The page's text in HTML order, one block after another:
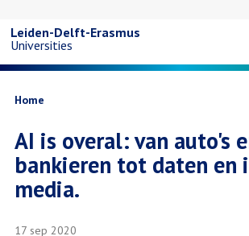
naar
inhoud
Leiden-Delft-Erasmus
Universities
Kruimelpad
Home
AI is overal: van auto's
bankieren tot daten en
media.
17 sep 2020